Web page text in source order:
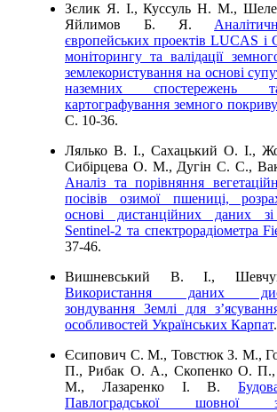
Зєлик Я. І., Куссуль Н. М.,
Яйлимов Б. Я.
європейських проектів LUCAS і
моніторингу та валідації
землекористування на основі
наземних спостережень
картографування земного
C. 10-36.
Лялько В. І., Сахацький О. І.,
Сибірцева О. М., Дугін С. С.,
Aналіз та порівняння
посівів озимої пшениці,
основі дистанційних даних
Sentinel-2 та спектрорадіометра
37-46.
Вишневський В. І.,
Використання даних
зондування Землі для
особливостей Українських Карпат
Єсипович С. М., Товстюк З. М.,
П., Рибак О. А., Скопенко О. П.,
М., Лазаренко І. В.
Павлоградської